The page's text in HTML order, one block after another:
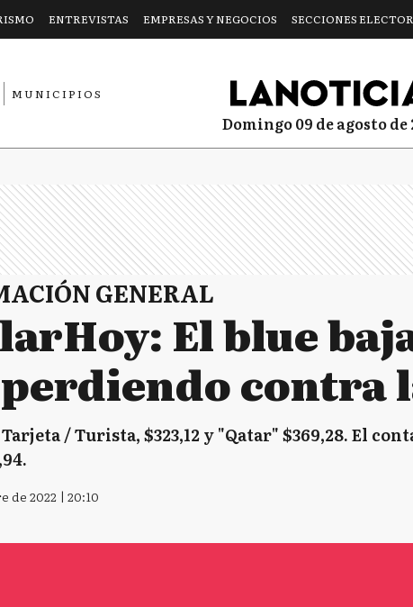
ENTREVISTAS EMPRESAS Y NEGOCIOS SECCIONES
MUNICIPIOS
domingo 09 de agosto de
GENERAL
El blue
contra
/ Turista, $323,12 y "Qatar" $369,28. El
de 2022 | 20:10